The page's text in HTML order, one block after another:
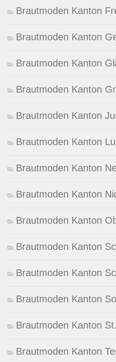
Brautmoden Kanton
Brautmoden Kanton
Brautmoden Kanton
Brautmoden Kanton
Brautmoden Kanton
Brautmoden Kanton
Brautmoden Kanton
Brautmoden Kanton
Brautmoden Kanton
Brautmoden Kanton
Brautmoden Kanton
Brautmoden Kanton
Brautmoden Kanton
Brautmoden Kanton